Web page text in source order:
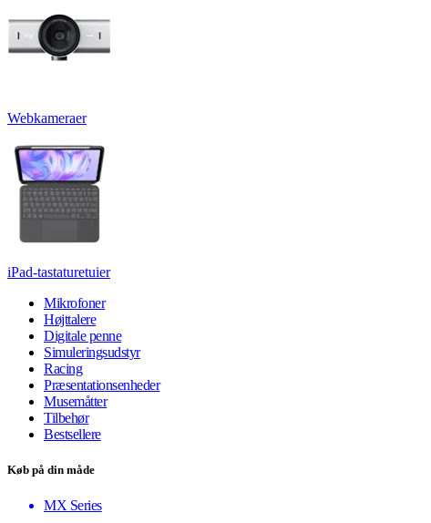
Webkameraer
iPad-tastaturetuier
Mikrofoner
Højttalere
Digitale penne
Simuleringsudstyr
Racing
Præsentationsenheder
Musemåtter
Tilbehør
Bestsellere
Køb på din måde
MX Series